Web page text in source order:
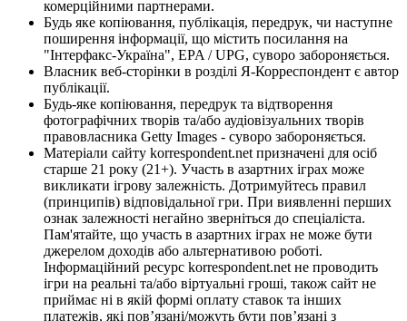
комерційними партнерами.
Будь яке копіювання, публікація, передрук, чи наступне
поширення інформації, що містить посилання на
"Інтерфакс-Україна", EPA / UPG, суворо забороняється.
Власник веб-сторінки в розділі Я-Корреспондент є автор
публікації.
Будь-яке копіювання, передрук та відтворення
фотографічних творів та/або аудіовізуальних творів
правовласника Getty Images - суворо забороняється.
Матеріали сайту korrespondent.net призначені для осіб
старше 21 року (21+). Участь в азартних іграх може
викликати ігрову залежність. Дотримуйтесь правил
(принципів) відповідальної гри. При виявленні перших
ознак залежності негайно зверніться до спеціаліста.
Пам'ятайте, що участь в азартних іграх не може бути
джерелом доходів або альтернативою роботі.
Інформаційний ресурс korrespondent.net не проводить
ігри на реальні та/або віртуальні гроші, також сайт не
приймає ні в якій формі оплату ставок та інших
платежів, які пов’язані/можуть бути пов’язані з